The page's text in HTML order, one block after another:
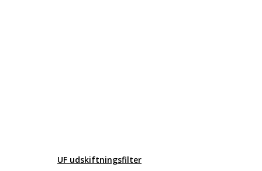
UF udskiftningsfilter